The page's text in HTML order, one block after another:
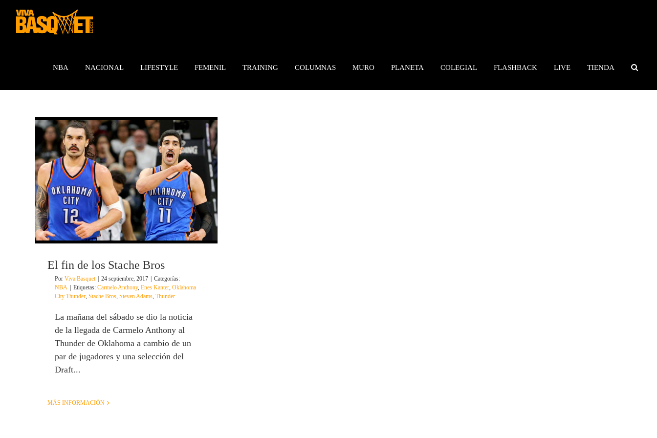
contenido
NBA NACIONAL LIFESTYLE FEMENIL TRAINING COLUMNAS MURO PLANETA COLEGIAL FLASHBACK LIVE TIENDA
El fin de los Stache Bros
Por Viva Basquet 24 septiembre, 2017
Categorías:
NBA
Etiquetas: Carmelo Anthony, Enes Kanter, Oklahoma
City Thunder, Stache Bros, Steven Adams, Thunder
La mañana del sábado se dio la noticia
de la llegada de Carmelo Anthony al
Thunder de Oklahoma a cambio de un
par de jugadores y una selección del
Draft...
MÁS INFORMACIÓN